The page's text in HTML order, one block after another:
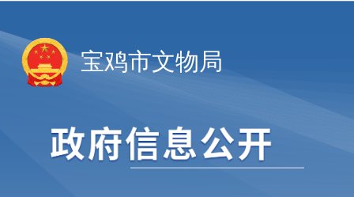
宝鸡市文物局